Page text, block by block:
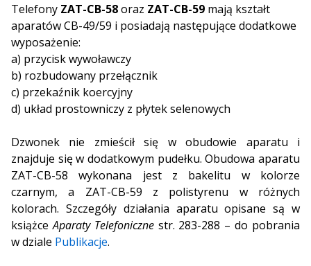
Telefony ZAT-CB-58oraz ZAT-CB-59 mają kształt
aparatów CB-49/59 i posiadają następujące dodatkowe
wyposażenie:
a) przycisk wywoławczy
b) rozbudowany przełącznik
c) przekaźnik koercyjny
d) układ prostowniczy z płytek selenowych
Dzwonek nie zmieścił się w obudowie aparatu i
znajduje się w dodatkowym pudełku. Obudowa aparatu
ZAT-CB-58 wykonana jest z bakelitu w kolorze
czarnym, a ZAT-CB-59 z polistyrenu w różnych
kolorach. Szczegóły działania aparatu opisane są w
książceAparaty Telefonicznestr. 283-288 – do pobrania
w dziale Publikacje.